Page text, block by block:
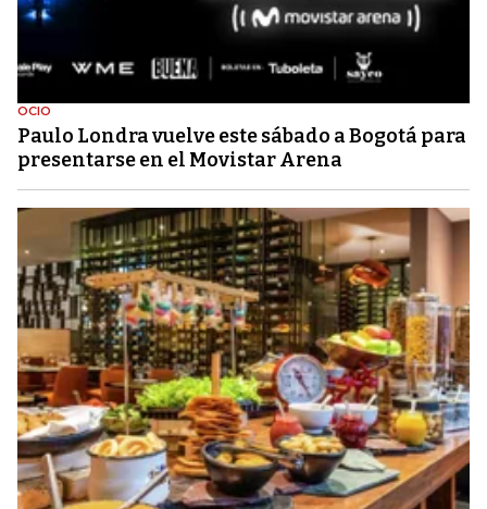
OCIO
Paulo Londra vuelve este sábado a Bogotá para
presentarse en el Movistar Arena